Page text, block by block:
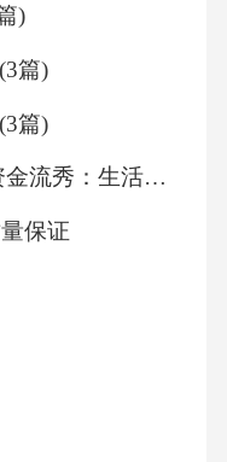
水疱外用炉甘
湿敷3%硼酸溶
用莫匹罗星软
胶。物理治疗
镇痛，恢复期超
续10天，避免高
支持重症或反
养神经，加速感
症预防预防与疫
证更新免疫重塑
)
篇)
篇)
美银-全球投资策略：资金流秀：生活在原材料世界-The Flow Show：Living in a Material World-20260507
保证